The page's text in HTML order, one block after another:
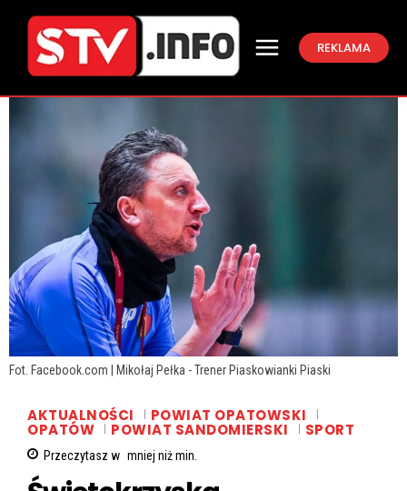
REKLAMA
Fot. Facebook.com | Mikołaj Pełka - Trener Piaskowianki Piaski
AKTUALNOŚCI POWIAT OPATOWSKI
OPATÓW POWIAT SANDOMIERSKI SPORT
Przeczytasz w mniej niżmin.